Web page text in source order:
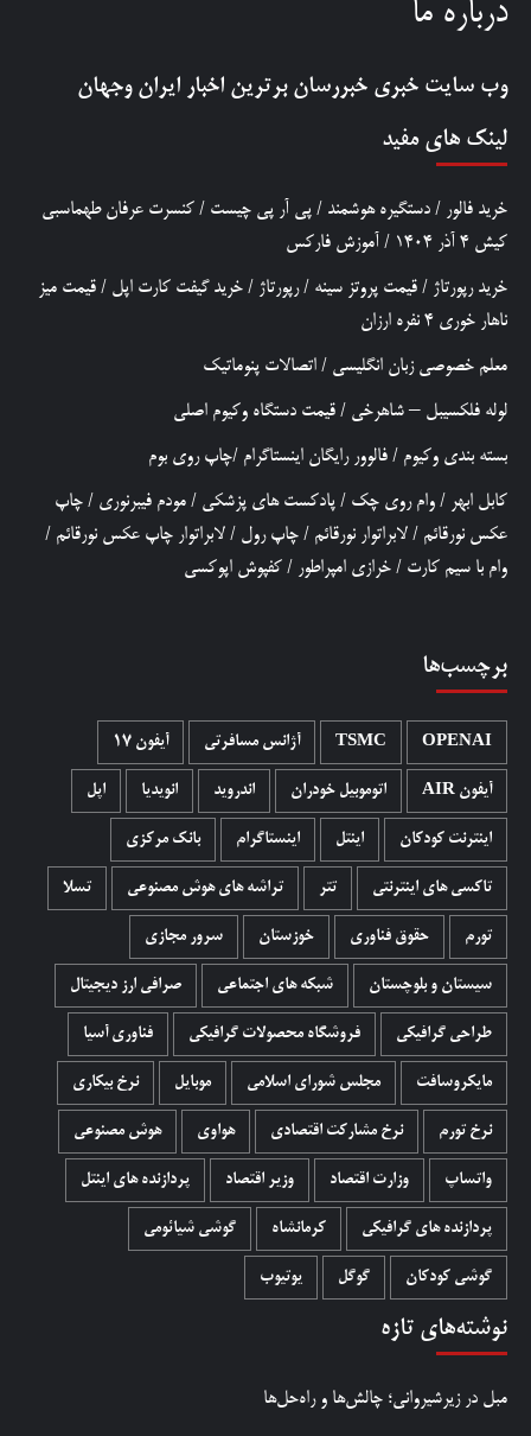
درباره ما
وب سایت خبری خبررسان برترین اخبار ایران وجهان
لینک های مفید
خرید فالور / دستگیره هوشمند / پی آر پی چیست / کنسرت عرفان طهماسبی
کیش 4 آذر 1404
/ آموزش فارکس
خرید رپورتاژ / قیمت پروتز سینه /رپورتاژ / خرید گیفت کارت اپل / قیمت میز
ناهار خوری 4 نفره ارزان
معلم خصوصی زبان انگلیسی / اتصالات پنوماتیک
لوله فلکسیبل – شاهرخی / قیمت دستگاه وکیوم اصلی
بسته بندی وکیوم / فالوور رایگان اینستاگرام /چاپ روی بوم
کابل ابهر / وام روی چک / پادکست های پزشکی / مودم فیبرنوری / چاپ
عکس نورقائم / لابراتوار نورقائم / چاپ رول / لابراتوار چاپ عکس نورقائم /
وام با سیم کارت / خرازی امپراطور / کفپوش اپوکسی
برچسب‌ها
OPENAI
TSMC آژانس مسافرتی آیفون 17
آیفون AIR اتوموبیل خودران اندروید انویدیا اپل
اینترنت کودکان اینتل اینستاگرام بانک مرکزی
تاکسی های اینترنتی تتر تراشه های هوش مصنوعی تسلا
تورم حقوق فناوری خوزستان سرور مجازی
سیستان و بلوچستان شبکه های اجتماعی صرافی ارز دیجیتال
طراحی گرافیکی فروشگاه محصولات گرافيکی فناوری آسیا
مایکروسافت مجلس شورای اسلامی موبایل نرخ بیکاری
نرخ تورم نرخ مشارکت اقتصادی هواوی هوش مصنوعی
واتساپ وزارت اقتصاد وزیر اقتصاد پردازنده های اینتل
پردازنده های گرافیکی کرمانشاه گوشی شیائومی
گوشی کودکان گوگل یوتیوب
نوشته‌های تازه
مبل در زیرشیروانی؛ چالش‌ها و راه‌حل‌ها